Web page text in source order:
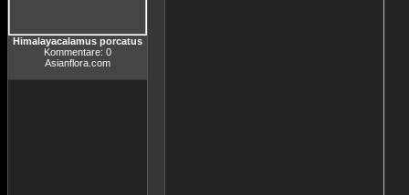
Himalayacalamus porcatus
Kommentare: 0
Asianflora.com